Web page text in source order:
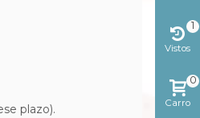
plazo).
Vistos
1
Carro
0